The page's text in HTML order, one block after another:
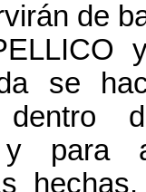
de
se
dentro
y
hechas.